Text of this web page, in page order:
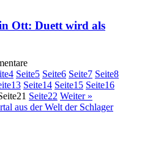
Ott: Duett wird als
4 Seite5 Seite6 Seite7 Seite8
13 Seite14 Seite15 Seite16
21 Seite22 Weiter »